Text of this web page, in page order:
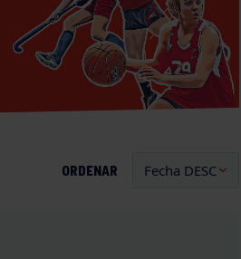
ORDENAR